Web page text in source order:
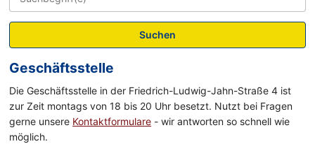
Suchen
Geschäftsstelle
Die Geschäftsstelle in der Friedrich-Ludwig-Jahn-Straße 4 ist
zur Zeit montags von 18 bis 20 Uhr besetzt. Nutzt bei Fragen
gerne unsere Kontaktformulare - wir antworten so schnell wie
möglich.